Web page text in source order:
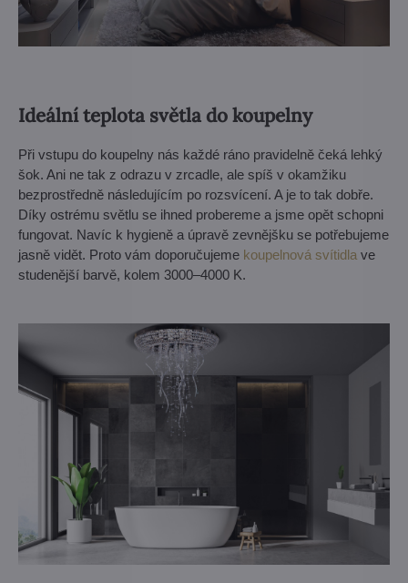
Ideální teplota světla do koupelny
Při vstupu do koupelny nás každé ráno pravidelně čeká lehký
šok. Ani ne tak z odrazu v zrcadle, ale spíš v okamžiku
bezprostředně následujícím po rozsvícení. A je to tak dobře.
Díky ostrému světlu se ihned probereme a jsme opět schopni
fungovat. Navíc k hygieně a úpravě zevnějšku se potřebujeme
jasně vidět. Proto vám doporučujeme koupelnová svítidla ve
studenější barvě, kolem 3000–4000 K.